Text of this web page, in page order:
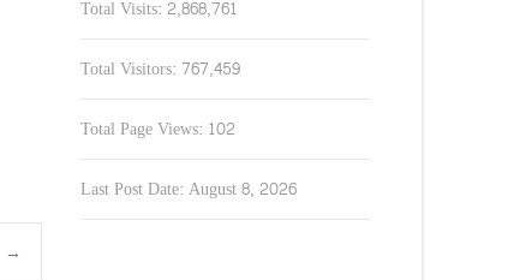
→
Total Visits: 2,868,761
Total Visitors: 767,459
Total Page Views: 102
Last Post Date: August 8, 2026